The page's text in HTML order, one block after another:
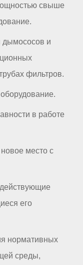
свыше
дымососов и
фильтров.
в работе
место с
его
нормативных
среды,